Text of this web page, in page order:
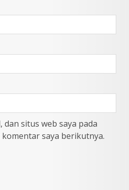
dan situs web saya pada
saya berikutnya.